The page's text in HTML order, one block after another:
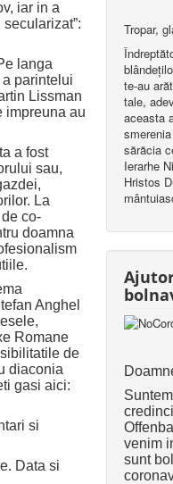
iar in a
langa
parintelui
Lissman
impreuna au
a fost
sau,
La
co-
doamna
Anghel
Romane
de
diaconia
gasi aici:
si
Data si
Tropar,
te-au
tale,
aceasta
sărăcia
Ierarhe
Hristos
venim
sunt